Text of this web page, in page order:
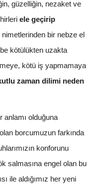
güzelliğin, nezaket ve
ele geçirip
bir nebze el
kötülükten uzakta
kötü iş yapmamaya
zaman dilimi neden
anlamı olduğuna
borcumuzun farkında
konforunu
salmasına engel olan bu
ile aldığımız her yeni